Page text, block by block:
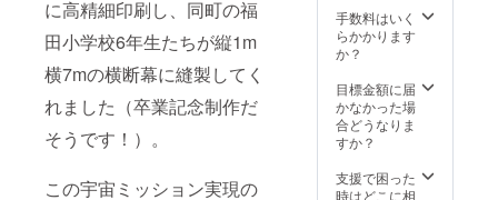
に高精細印刷し、同町の福
田小学校6年生たちが縦1m
横7mの横断幕に縫製してく
れました（卒業記念制作だ
そうです！）。
この宇宙ミッション実現の
画を始動。
2015年６
月、一般財
団法人ワン
アースを設
立、初代代
表理事（理
さい）
手数料はいく
らかかります
か？
目標金額に届
かなかった場
合どうなりま
すか？
支援で困った
時はどこに相